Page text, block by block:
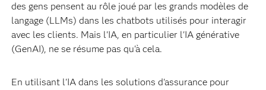
des gens pensent au rôle joué par les grands modèles de
langage (LLMs) dans les chatbots utilisés pour interagir
avec les clients. Mais l'IA, en particulier l'IA générative
(GenAI), ne se résume pas qu'à cela.
En utilisant l'IA dans les solutions d'assurance pour